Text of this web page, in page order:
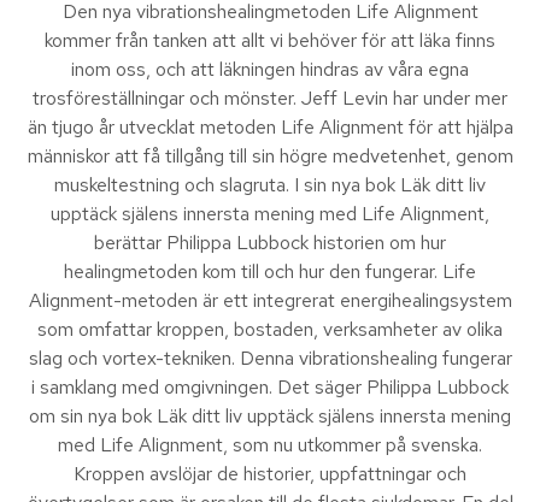
Den nya vibrationshealingmetoden Life Alignment
kommer från tanken att allt vi behöver för att läka finns
inom oss, och att läkningen hindras av våra egna
trosföreställningar och mönster. Jeff Levin har under mer
än tjugo år utvecklat metoden Life Alignment för att hjälpa
människor att få tillgång till sin högre medvetenhet, genom
muskeltestning och slagruta. I sin nya bok Läk ditt liv
upptäck själens innersta mening med Life Alignment,
berättar Philippa Lubbock historien om hur
healingmetoden kom till och hur den fungerar. Life
Alignment-metoden är ett integrerat energihealingsystem
som omfattar kroppen, bostaden, verksamheter av olika
slag och vortex-tekniken. Denna vibrationshealing fungerar
i samklang med omgivningen. Det säger Philippa Lubbock
om sin nya bok Läk ditt liv upptäck själens innersta mening
med Life Alignment, som nu utkommer på svenska.
Kroppen avslöjar de historier, uppfattningar och